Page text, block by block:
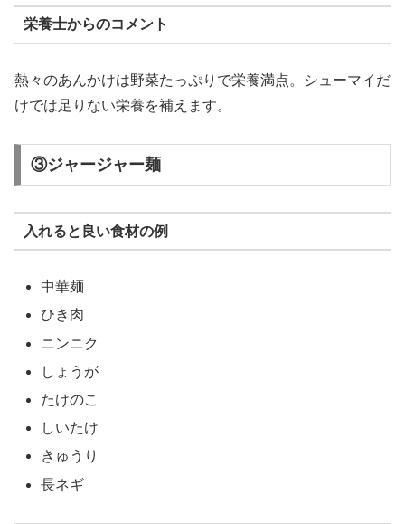
栄養士からのコメント
熱々のあんかけは野菜たっぷりで栄養満点。シューマイだ
けでは足りない栄養を補えます。
③ジャージャー麺
入れると良い食材の例
中華麺
ひき肉
ニンニク
しょうが
たけのこ
しいたけ
きゅうり
長ネギ